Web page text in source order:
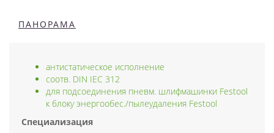
ПАНОРАМА
антистатическое исполнение
соотв. DIN IEC 312
для подсоединения пневм. шлифмашинки Festool
к блоку энергообес./пылеудаления Festool
Специализация